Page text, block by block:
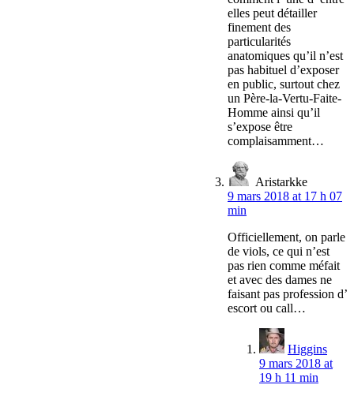
elles peut détailler
finement des
particularités
anatomiques qu’il n’est
pas habituel d’exposer
en public, surtout chez
un Père-la-Vertu-Faite-
Homme ainsi qu’il
s’expose être
complaisamment…
Aristarkke
9 mars 2018 at 17 h 07
min
Officiellement, on parle
de viols, ce qui n’est
pas rien comme méfait
et avec des dames ne
faisant pas profession d’
escort ou call…
Higgins
9 mars 2018 at
19 h 11 min